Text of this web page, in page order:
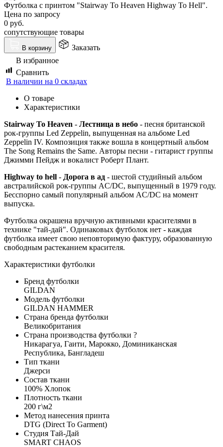
Футболка с принтом "Stairway To Heaven Highway To Hell".
Цена по запросу
0 руб.
сопутствующие товары
В корзину
Заказать
В избранное
Сравнить
В наличии на 0 складах
О товаре
Характеристики
Stairway To Heaven - Лестница в небо - песня британской
рок-группы Led Zeppelin, выпущенная на альбоме Led
Zeppelin IV. Композиция также вошла в концертный альбом
The Song Remains the Same. Авторы песни - гитарист группы
Джимми Пейдж и вокалист Роберт Плант.
Highway to hell - Дорога в ад - шестой студийный альбом
австралийской рок-группы AC/DC, выпущенный в 1979 году.
Бесспорно самый популярный альбом AC/DC на момент
выпуска.
Футболка окрашена вручную активными красителями в
технике "тай-дай". Одинаковых футболок нет - каждая
футболка имеет свою неповторимую фактуру, образованную
свободным растеканием красителя.
Характеристики футболки
Бренд футболки
GILDAN
Модель футболки
GILDAN HAMMER
Страна бренда футболки
Великобритания
Страна производства футболки ?
Никарагуа, Гаити, Марокко, Доминиканская
Республика, Бангладеш
Тип ткани
Джерси
Состав ткани
100% Хлопок
Плотность ткани
200 г\м2
Метод нанесения принта
DTG (Direct To Garment)
Студия Тай-Дай
SMART CHAOS